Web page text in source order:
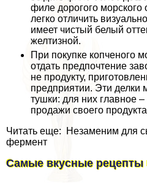
филе дорогого
легко отличить
имеет чистый белый
желтизной.
При покупке копченого
отдать предпочтение
не продукту,
предприятии. Эти делки
тушки: для них главное
продажи своего
Читать еще: Незаменим для
фермент
Самые вкусные рецепты